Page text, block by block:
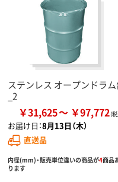
ステンレス オープンドラム
_2
￥31,625 ￥97,772
お届け日：8月13日（木）
直送品
内径(mm)・販売単位違いの商品が4商品
ります